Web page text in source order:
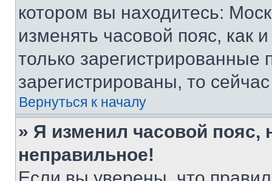
котором вы находитесь:
изменять часовой пояс, как
только
зарегистрированы, то
Вернуться к началу
» Я изменил часовой пояс,
неправильное!